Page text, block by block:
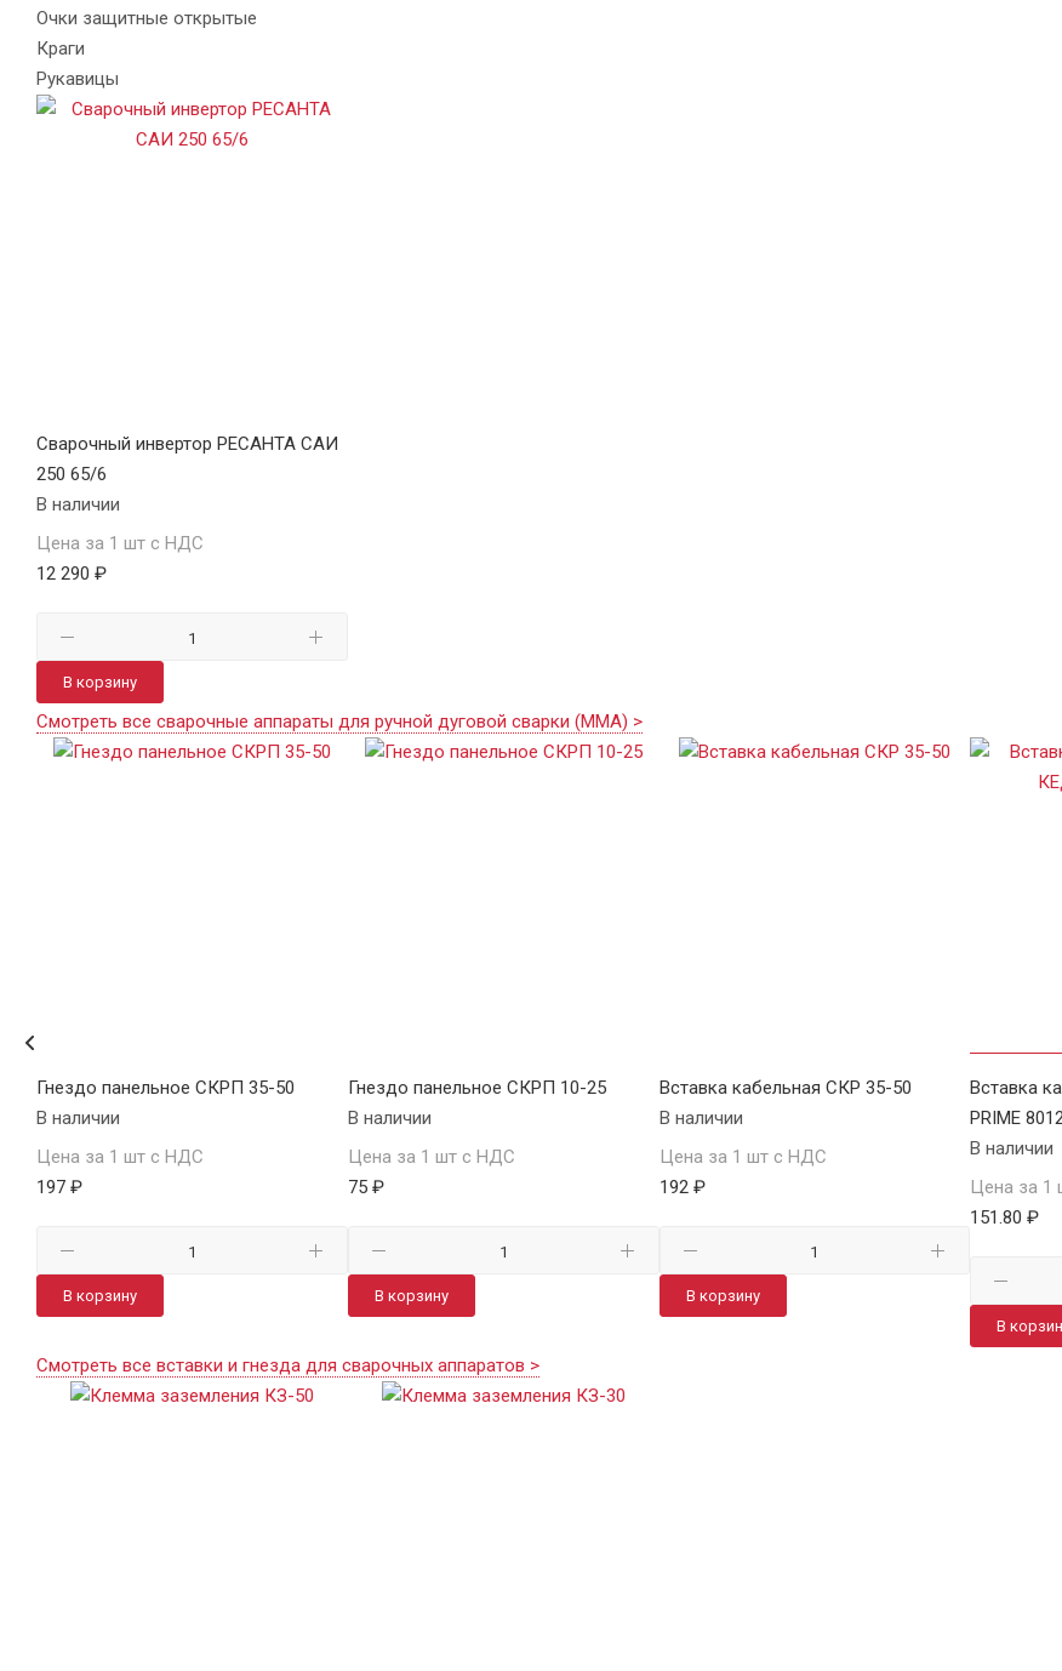
Очки защитные открытые
Краги
Рукавицы
Сварочный инвертор РЕСАНТА САИ
250 65/6
В наличии
Цена за 1 шт с НДС
12 290 ₽
В корзину
Смотреть все сварочные аппараты для ручной дуговой сварки (MMA) >
Гнездо панельное СКРП 35-50
В наличии
Цена за 1 шт с НДС
197 ₽
В корзину
Гнездо панельное СКРП 10-25
В наличии
Цена за 1 шт с НДС
75 ₽
В корзину
Вставка кабельная СКР 35-50
В наличии
Цена за 1 шт с НДС
192 ₽
В корзину
Вставка
PRIME
В наличии
Цена за 1
151.80 ₽
В
Смотреть все вставки и гнезда для сварочных аппаратов >